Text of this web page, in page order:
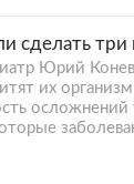
сделать три
Юрий
их